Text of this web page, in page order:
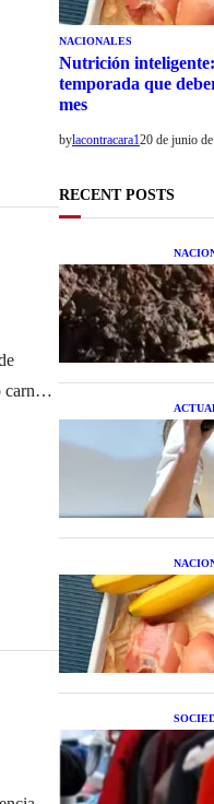
un
NACIONALES
Nutrición
temporada que
mes
bylacontracara120 de junio
RECENT POSTS
Una
con
La
que
Las